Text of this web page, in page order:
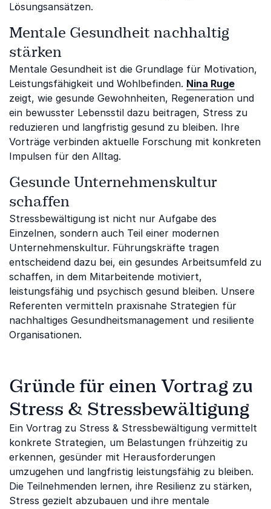
Lösungsansätzen.
Mentale Gesundheit nachhaltig
stärken
Mentale Gesundheit ist die Grundlage für Motivation,
Leistungsfähigkeit und Wohlbefinden. Nina Ruge
zeigt, wie gesunde Gewohnheiten, Regeneration und
ein bewusster Lebensstil dazu beitragen, Stress zu
reduzieren und langfristig gesund zu bleiben. Ihre
Vorträge verbinden aktuelle Forschung mit konkreten
Impulsen für den Alltag.
Gesunde Unternehmenskultur
schaffen
Stressbewältigung ist nicht nur Aufgabe des
Einzelnen, sondern auch Teil einer modernen
Unternehmenskultur. Führungskräfte tragen
entscheidend dazu bei, ein gesundes Arbeitsumfeld zu
schaffen, in dem Mitarbeitende motiviert,
leistungsfähig und psychisch gesund bleiben. Unsere
Referenten vermitteln praxisnahe Strategien für
nachhaltiges Gesundheitsmanagement und resiliente
Organisationen.
Gründe für einen Vortrag zu
Stress & Stressbewältigung
Ein Vortrag zu Stress & Stressbewältigung vermittelt
konkrete Strategien, um Belastungen frühzeitig zu
erkennen, gesünder mit Herausforderungen
umzugehen und langfristig leistungsfähig zu bleiben.
Die Teilnehmenden lernen, ihre Resilienz zu stärken,
Stress gezielt abzubauen und ihre mentale